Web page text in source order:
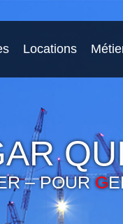
Locations
– POURG